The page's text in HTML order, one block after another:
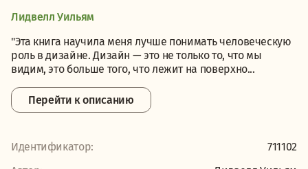
Лидвелл Уильям
"Эта книга научила меня лучше понимать человеческую
роль в дизайне. Дизайн — это не только то, что мы
видим, это больше того, что лежит на поверхно...
Перейти к описанию
Идентификатор:
711102